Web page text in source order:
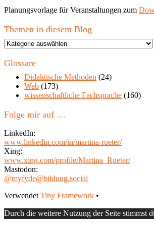
Planungsvorlage für Veranstaltungen zum
Themen in diesem Blog
Themen
diesem
Glossare
Didaktische Methoden (24)
Web (173)
wissenschaftliche Fachsprache (160)
Folge mir auf …
LinkedIn:
www.linkedin.com/in/martina-rueter/
Xing:
www.xing.com/profile/Martina_Rueter/
Mastodon:
@myfyde@bildung.social
Footer
Inhalt
Verwendet Tiny Framework •
Durch die weitere Nutzung der Seite stimmst